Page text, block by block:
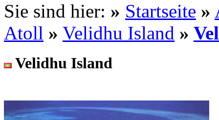
Sie sind hier: » Startseite »
Atoll » Velidhu Island »
Velidhu Island